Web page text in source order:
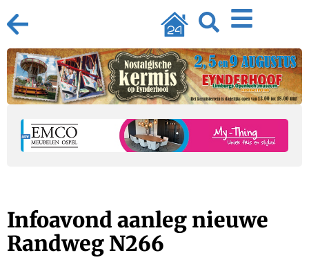
Infoavond aanleg nieuwe
Randweg N266